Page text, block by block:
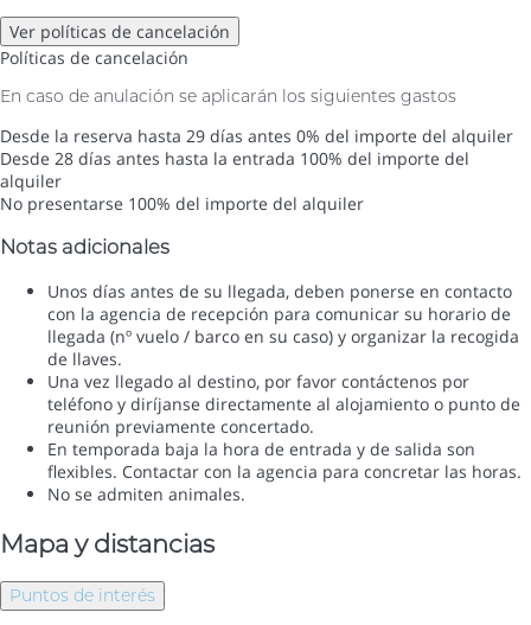
Ver políticas de cancelación
Políticas de cancelación
En caso de anulación se aplicarán los siguientes gastos
Desde la reserva hasta 29 días antes 0% del importe del alquiler
Desde 28 días antes hasta la entrada 100% del importe del
alquiler
No presentarse 100% del importe del alquiler
Notas adicionales
Unos días antes de su llegada, deben ponerse en contacto
con la agencia de recepción para comunicar su horario de
llegada (nº vuelo / barco en su caso) y organizar la recogida
de llaves.
Una vez llegado al destino, por favor contáctenos por
teléfono y diríjanse directamente al alojamiento o punto de
reunión previamente concertado.
En temporada baja la hora de entrada y de salida son
flexibles. Contactar con la agencia para concretar las horas.
No se admiten animales.
Mapa y distancias
Puntos de interés